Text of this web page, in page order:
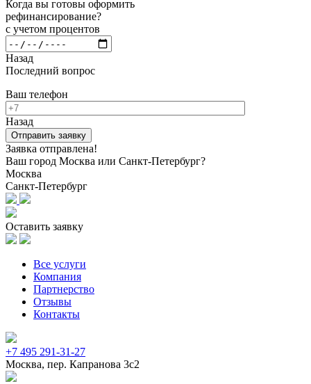
Когда вы готовы оформить
рефинансирование?
с учетом процентов
Назад
Последний вопрос
Ваш телефон
Назад
Заявка отправлена!
Ваш город Москва или Санкт-Петербург?
Москва
Санкт-Петербург
Оставить заявку
Все услуги
Компания
Партнерство
Отзывы
Контакты
+7 495 291-31-27
Москва, пер. Капранова 3с2